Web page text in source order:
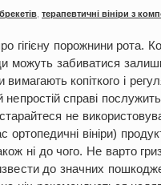
терапевтичні вініри з
гігієну порожнини
можуть забиватися
копіткого і
справі
не
ортопедичні вініри)
ні до чого. Не варто
до значних